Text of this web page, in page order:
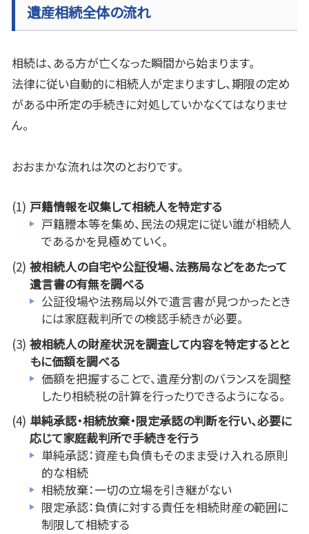
遺産相続全体の流れ
相続は、ある方が亡くなった瞬間から始まります。
法律に従い自動的に相続人が定まりますし、期限の定め
がある中所定の手続きに対処していかなくてはなりませ
ん。
おおまかな流れは次のとおりです。
戸籍情報を収集して相続人を特定する
戸籍謄本等を集め、民法の規定に従い誰が相続人
であるかを見極めていく。
被相続人の自宅や公証役場、法務局などをあたって
遺言書の有無を調べる
公証役場や法務局以外で遺言書が見つかったとき
には家庭裁判所での検認手続きが必要。
被相続人の財産状況を調査して内容を特定するとと
もに価額を調べる
価額を把握することで、遺産分割のバランスを調整
したり相続税の計算を行ったりできるようになる。
単純承認・相続放棄・限定承認の判断を行い、必要に
応じて家庭裁判所で手続きを行う
単純承認：資産も負債もそのまま受け入れる原則
的な相続
相続放棄：一切の立場を引き継がない
限定承認：負債に対する責任を相続財産の範囲に
制限して相続する